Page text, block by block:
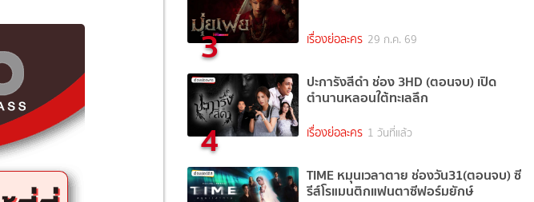
3 เรื่องย่อละคร 29 ก.ค. 69
4
ปะการังสีดำ ช่อง 3HD (ตอนจบ) เปิด
ตำนานหลอนใต้ทะเลลึก
เรื่องย่อละคร 1 วันที่แล้ว
TIME หมุนเวลาตาย ช่องวัน31(ตอนจบ) ซี
รีส์โรแมนติกแฟนตาซีฟอร์มยักษ์